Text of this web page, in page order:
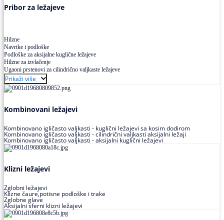
Pribor za ležajeve
Hilzne
Navrtke i podloške
Podloške za aksijalne kuglične ležajeve
Hilzne za izvlačenje
Ugaoni prstenovi za cilindrično valjkaste ležajeve
Prikaži više
Kombinovani ležajevi
Kombinovano igličasto valjkasti - kuglični ležajevi sa kosim dodirom
Kombinovano igličasto valjkasti - cilindrični valjkasti aksijalni ležaji
Kombinovano igličasto valjkasti - aksijalni kuglični ležajevi
Klizni ležajevi
Zglobni ležajevi
Klizne čaure,potisne podloške i trake
Zglobne glave
Aksijalni sferni klizni ležajevi